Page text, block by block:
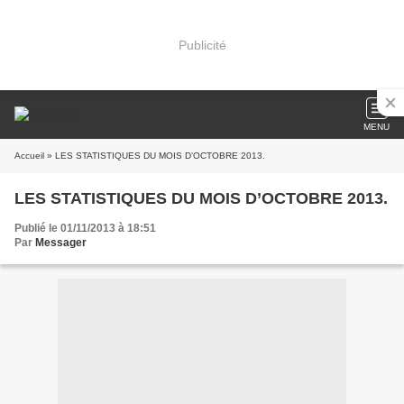
Publicité
MENU
Accueil » LES STATISTIQUES DU MOIS D’OCTOBRE 2013.
LES STATISTIQUES DU MOIS D’OCTOBRE 2013.
Publié le 01/11/2013 à 18:51
Par Messager